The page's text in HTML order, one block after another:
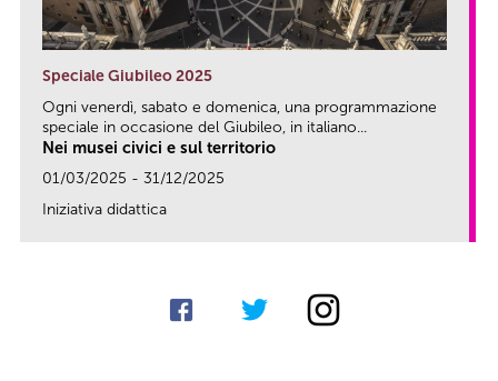
Speciale Giubileo 2025
Ogni venerdì, sabato e domenica, una programmazione
speciale in occasione del Giubileo, in italiano...
Nei musei civici e sul territorio
01/03/2025 - 31/12/2025
Iniziativa didattica